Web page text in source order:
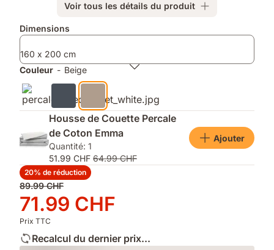
avec
mate
et
pour
au
sec
confortable
toute
Voir tous les détails du produit
Produits
Dimensions
160 x 200 cm
Couleur - Beige
Housse de Couette Percale
de Coton Emma
Quantité: 1
51.99 CHF 64.99 CHF
Ajouter
20% de réduction
Prix
d'origine
89.99 CHF
89.99 CHF
Prix
71.99 CHF
71.99 CHF
Prix TTC
Recalcul du dernier prix...